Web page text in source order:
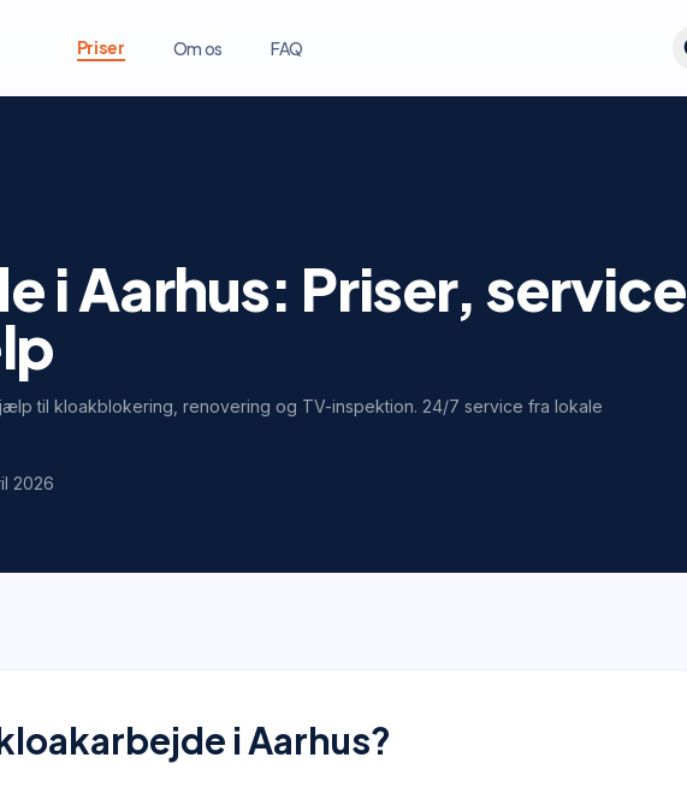
Priser Om os FAQ
i Aarhus: Priser, service
til kloakblokering, renovering og TV-inspektion. 24/7 service fra lokale
2026
i Aarhus?